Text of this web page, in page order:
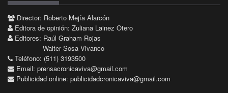
Director: Roberto Mejía Alarcón
Editora de opinión: Zuliana Lainez Otero
Editores: Raúl Graham Rojas
Walter Sosa Vivanco
Teléfono: (511) 3193500
Email: prensacronicaviva@gmail.com
Publicidad online: publicidadcronicaviva@gmail.com